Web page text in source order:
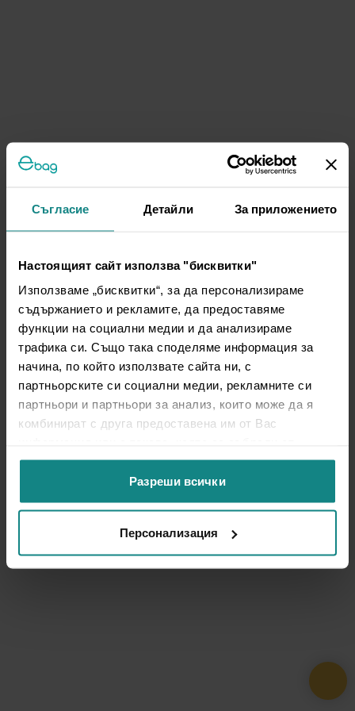
Съгласие Детайли За приложението
Настоящият сайт използва "бисквитки"
Използваме „бисквитки“, за да персонализираме
съдържанието и рекламите, да предоставяме
функции на социални медии и да анализираме
трафика си. Също така споделяме информация за
начина, по който използвате сайта ни, с
партньорските си социални медии, рекламните си
партньори и партньори за анализ, които може да я
комбинират с друга предоставена им от Вас
ползването от Ваша страна на услугите им.
Разреши всички
Персонализация